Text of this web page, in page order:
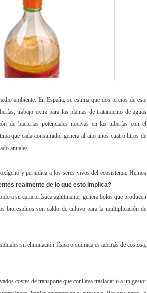
ambiente. En España, se estima que dos tercios de este
trabajo extra para las plantas de tratamiento de aguas
de bacterias potenciales nocivas en las tuberías con el
que cada consumidor genera al año unos cuatro litros de
anuales.
y perjudica a los seres vivos del ecosistema. Hemos
realmente de lo que esto implica?
a su característica aglutinante, genera bolos que producen
bioresiduos son caldo de cultivo para la multiplicación de
su eliminación física o química es además de costosa,
costes de transporte que conlleva trasladarlo a un gestor